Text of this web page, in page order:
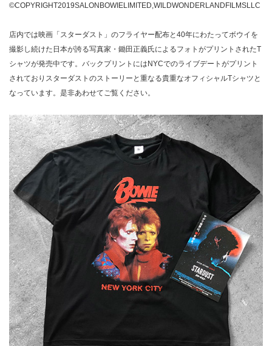
©COPYRIGHT2019SALONBOWIELIMITED,WILDWONDERLANDFILMSLLC
店内では映画「スターダスト」のフライヤー配布と40年にわたってボウイを
撮影し続けた日本が誇る写真家・鋤田正義氏によるフォトがプリントされたT
シャツが発売中です。バックプリントにはNYCでのライブデートがプリント
されておりスターダストのストーリーと重なる貴重なオフィシャルTシャツと
なっています。是非あわせてご覧ください。